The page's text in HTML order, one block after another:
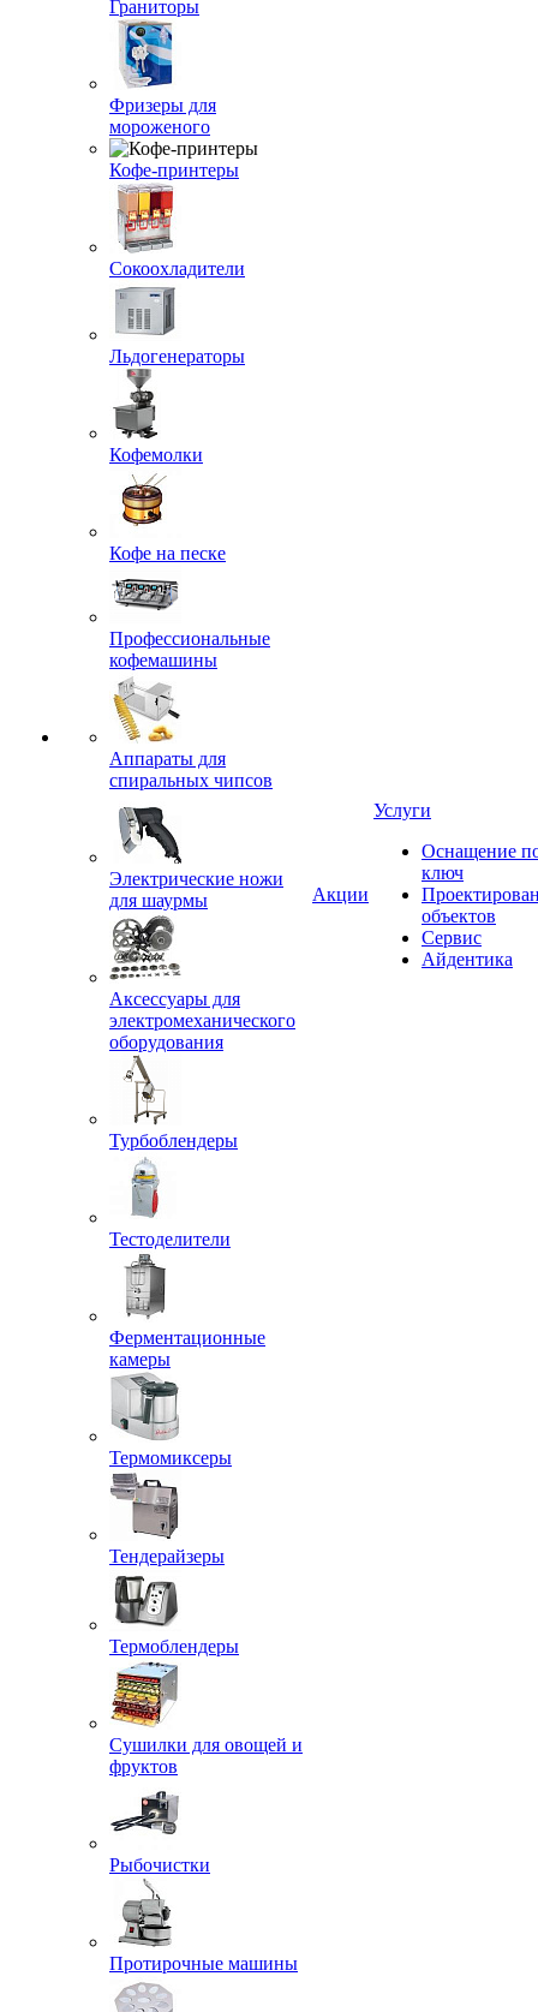
Граниторы
Фризеры для
мороженого
Кофе-принтеры
Сокоохладители
Льдогенераторы
Кофемолки
Кофе на песке
Профессиональные
кофемашины
Аппараты для
спиральных чипсов
Электрические ножи
для шаурмы
Аксессуары для
электромеханического
оборудования
Турбоблендеры
Тестоделители
Ферментационные
камеры
Термомиксеры
Тендерайзеры
Термоблендеры
Сушилки для овощей и
фруктов
Рыбочистки
Протирочные машины
Акции
Услуги
Оснащение
ключ
объектов
Сервис
Айдентика